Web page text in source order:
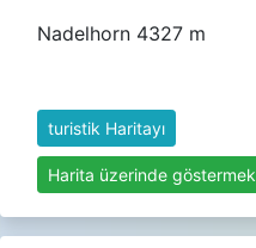
Nadelhorn 4327 m
turistik Haritayı
Harita üzerinde göstermek